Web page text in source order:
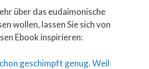
über das eudaimonische
wollen, lassen Sie sich von
Ebook inspirieren:
geschimpft genug. Weil